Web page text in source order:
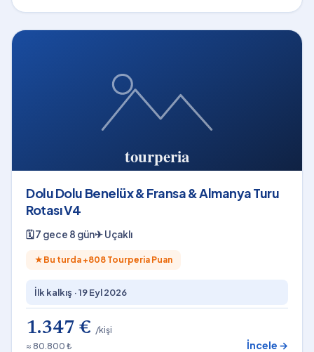
Dolu Dolu Benelüx & Fransa & Almanya Turu
Rotası V4
🗓7 gece 8 gün✈Uçaklı
★ Bu turda +808 Tourperia Puan
İlk kalkış ·19 Eyl 2026
1.347 € /kişi
≈ 80.800 ₺
İncele →